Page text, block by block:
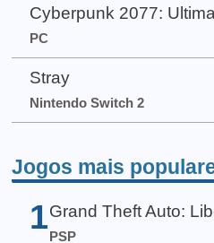
Cyberpunk 2077:
PC
Stray
Nintendo Switch 2
Jogos mais
1 Grand Theft Auto:
PSP